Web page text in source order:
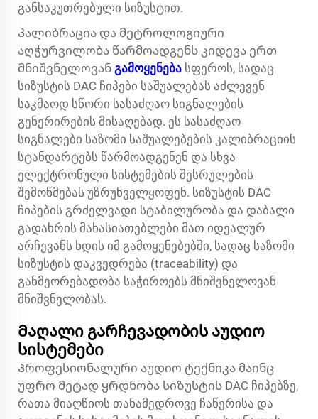
განსაკუთრებული სიზუსტით.
Კალიბრაცია და მეტროლოგიური
აღჭურვილობა წარმოადგენს კიდევა ერთ
მნიშვნელოვან გამოყენება სფეროს, სადაც
სიზუსტის DAC ჩიპები საშუალებას აძლევენ
საკმაოდ სწორი სასაძღაო სიგნალების
გენერირების მისაღებად. ეს სასაძღაო
სიგნალები საზომი საშუალებების კალიბრაციის
სტანდარტებს წარმოადგენენ და სხვა
ელექტრონული სისტემების შესრულების
შემოწმებას უზრუნველყოფენ. სიზუსტის DAC
ჩიპების გრძელვადი სტაბილურობა და დაბალი
გადახრის მახასიათებლები მათ იდეალურ
არჩევანს ხდის იმ გამოყენებებში, სადაც საზომი
სიზუსტის დაკვედრება (traceability) და
განმეორებადობა საჭიროებს მნიშვნელოვან
მნიშვნელობას.
Მაღალი გარჩევადობის აუდიო
სისტემები
Პროფესიონალური აუდიო ტექნიკა მაინც
უფრო მეტად ყრდნობა სიზუსტის DAC ჩიპებზე,
რათა მიაღწიოს თანამედროვე ჩაწერისა და